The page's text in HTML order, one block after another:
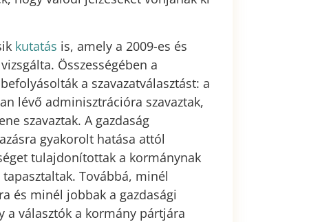
kutatás is, amely a 2009-es és
Összességében a
a szavazatválasztást: a
lévő adminisztrációra szavaztak,
szavaztak. A gazdaság
gyakorolt ​​hatása attól
tulajdonítottak a kormánynak
Továbbá, minél
és minél jobbak a gazdasági
választók a kormány pártjára